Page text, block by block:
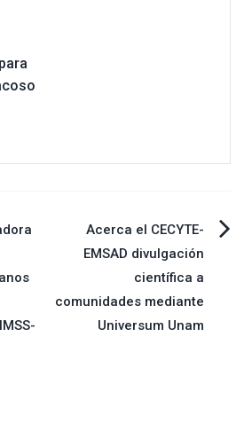
Acerca el CECYTE-
EMSAD divulgación
científica a
comunidades mediante
Universum Unam